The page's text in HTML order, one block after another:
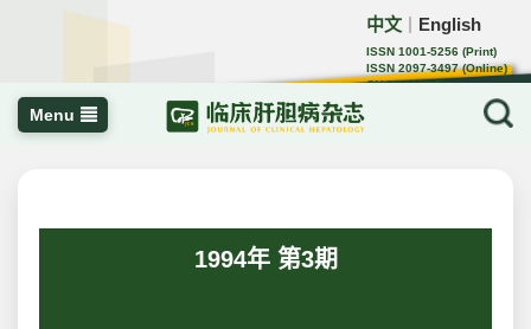
中文 English
ISSN 1001-5256 (Print)
ISSN 2097-3497 (Online)
CN 22-1108/R
Menu
1994年 第3期